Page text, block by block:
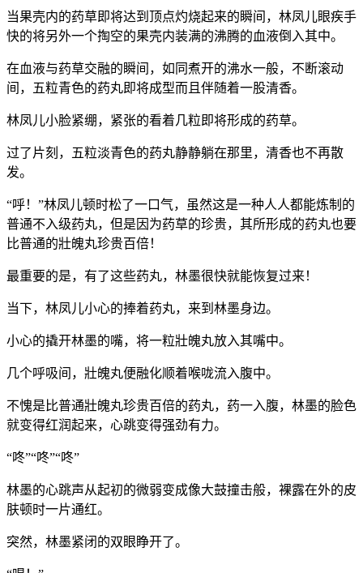
当果壳内的药草即将达到顶点灼烧起来的瞬间，林凤儿眼疾手
快的将另外一个掏空的果壳内装满的沸腾的血液倒入其中。
在血液与药草交融的瞬间，如同煮开的沸水一般，不断滚动
间，五粒青色的药丸即将成型而且伴随着一股清香。
林凤儿小脸紧绷，紧张的看着几粒即将形成的药草。
过了片刻，五粒淡青色的药丸静静躺在那里，清香也不再散
发。
“呼！”林凤儿顿时松了一口气，虽然这是一种人人都能炼制的
普通不入级药丸，但是因为药草的珍贵，其所形成的药丸也要
比普通的壯魄丸珍贵百倍！
最重要的是，有了这些药丸，林墨很快就能恢复过来！
当下，林凤儿小心的捧着药丸，来到林墨身边。
小心的撬开林墨的嘴，将一粒壯魄丸放入其嘴中。
几个呼吸间，壯魄丸便融化顺着喉咙流入腹中。
不愧是比普通壯魄丸珍贵百倍的药丸，药一入腹，林墨的脸色
就变得红润起来，心跳变得强劲有力。
“咚”“咚”“咚”
林墨的心跳声从起初的微弱变成像大鼓撞击般，裸露在外的皮
肤顿时一片通红。
突然，林墨紧闭的双眼睁开了。